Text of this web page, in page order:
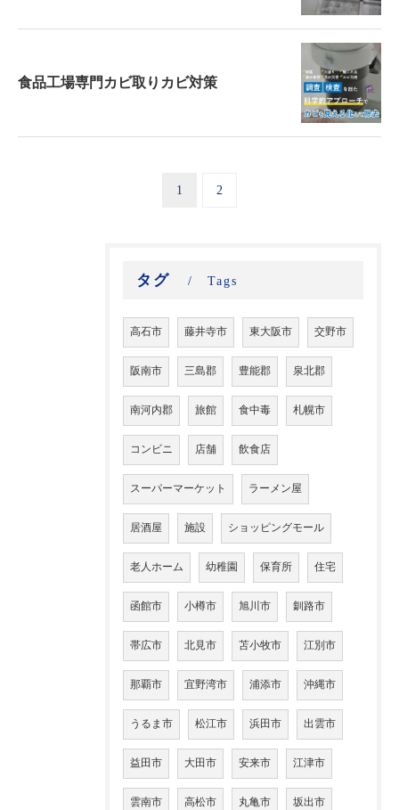
食品工場専門カビ取りカビ対策
1 2
タグ Tags
高石市 藤井寺市 東大阪市 交野市
阪南市 三島郡 豊能郡 泉北郡
南河内郡 旅館 食中毒 札幌市
コンビニ 店舗 飲食店
スーパーマーケット ラーメン屋
居酒屋 施設 ショッピングモール
老人ホーム 幼稚園 保育所 住宅
函館市 小樽市 旭川市 釧路市
帯広市 北見市 苫小牧市 江別市
那覇市 宜野湾市 浦添市 沖縄市
うるま市 松江市 浜田市 出雲市
益田市 大田市 安来市 江津市
雲南市 高松市 丸亀市 坂出市